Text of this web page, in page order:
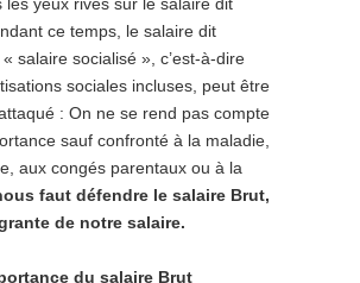
ce temps, le salaire dit
salaire socialisé », c’est-à-dire
sociales incluses, peut être
: On ne se rend pas compte
sauf confronté à la maladie,
aux congés parentaux ou à la
faut défendre le salaire Brut,
de notre salaire.
du salaire Brut